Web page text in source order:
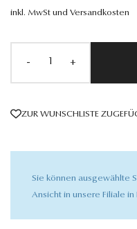
inkl. MwSt und Versandkosten
- +
ZUR WUNSCHLISTE
Sie können ausgewählte
Ansicht in unsere Filiale